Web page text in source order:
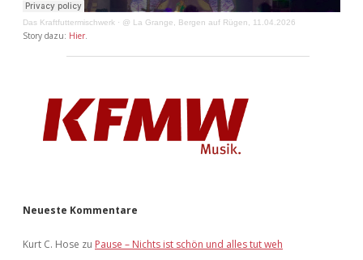
Das Kraftfuttermischwerk · @ La Grange, Bergen auf Rügen, 11.04.2026
Story dazu: Hier.
Neueste Kommentare
Kurt C. Hose zu Pause – Nichts ist schön und alles tut weh